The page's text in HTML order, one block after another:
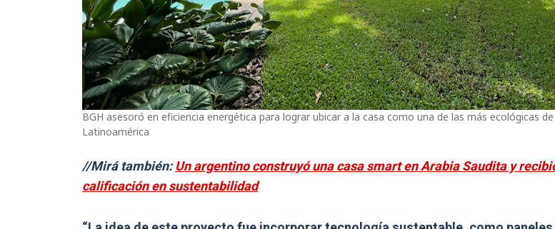
BGH asesoró en eficiencia energética para lograr ubicar a la casa como una de las más ecológicas de
Latinoamérica
//Mirá también:Un argentino construyó una casa smart en Arabia Saudita y
calificación en sustentabilidad